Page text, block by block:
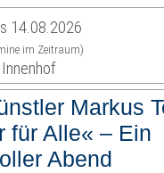
14.08.2026
im Zeitraum)
Markus
für Alle« – Ein
Abend